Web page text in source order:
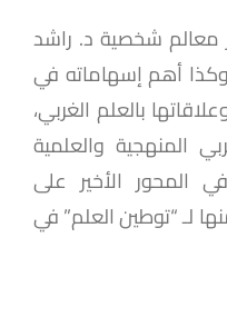
معالم شخصية د. راشد
وكذا أهم إسهاماته في
بالعلم الغربي،
المنهجية والعلمية
المحور الأخير على
لـ “توطين العلم” في